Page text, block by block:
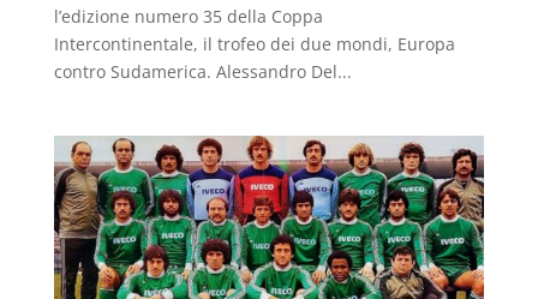
l’edizione numero 35 della Coppa
Intercontinentale, il trofeo dei due mondi, Europa
contro Sudamerica. Alessandro Del...